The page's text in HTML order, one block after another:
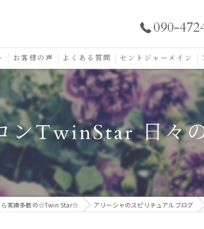
090-
お客様の声
口コミ
よくある質問 セントジャーメイン
セントジャーメイン愛の
セントジャーメインブ
お守りジュエリー
ンTwinStar 日々
ら実績多数の☆Twin Star☆ アリーシャのスピリチュアルブログ